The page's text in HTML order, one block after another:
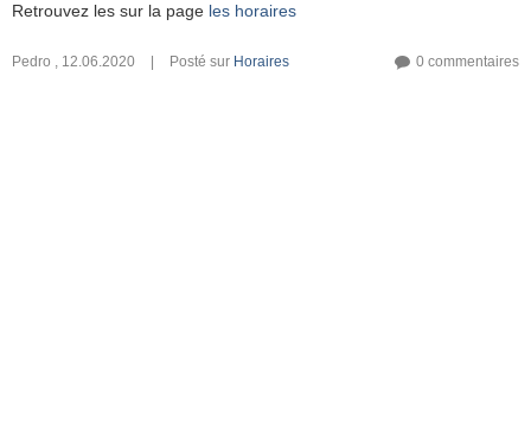
Retrouvez les sur la page les horaires
Pedro , 12.06.2020 Posté sur Horaires 0 commentaires